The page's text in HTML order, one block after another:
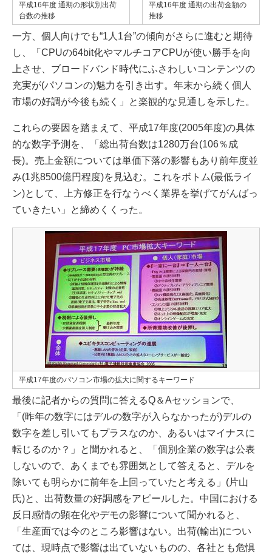
平成16年度 通期の形状別出荷
台数の推移
平成16年度 通期の出荷金額の
推移
一方、個人向けでも“1人1台”の傾向がさらに進むと期待
し、「CPUの64bit化やマルチコアCPUが使い勝手を向
上させ、ブロードバンド時代にふさわしいコンテンツの
充実が(パソコンの)魅力を引き出す。年末から続く個人
市場の好調が今後も続く」と楽観的な見通しを示した。
これらの要因を踏まえて、平成17年度(2005年度)の具体
的な数字予測を、「総出荷台数は1280万台(106％成
長)。売上金額については単価下落の影響もあり前年度並
み(1兆8500億円程度)を見込む。これをボトム(最低ライ
ン)として、上方修正を行なうべく業界を挙げてがんばっ
ていきたい」と締めくくった。
平成17年度のパソコン市場の拡大に関するキーワード
最後に記者からの質問に答えるQ＆Aセッションで、
「(昨年の数字にはデルの数字が入らなかったが)デルの
数字を差し引いてもプラスなのか、あるいはマイナスに
転じるのか？」と聞かれると、「個別企業の数字は公表
しないので、あくまでも雰囲気として答えると、デルを
除いても明らかに前年を上回っていたと考える」(片山
氏)と、出荷数量の好調感をアピールした。中国における
反日感情の顕在化やデモの影響について聞かれると、
「生産面では今のところ影響はない。出荷(輸出)につい
ては、現時点で影響は出ていないものの、各社とも危惧